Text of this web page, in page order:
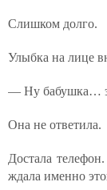
Слишком долго.
Улыбка на лице
— Ну бабушка…
Она не ответила.
Достала
ждала именно